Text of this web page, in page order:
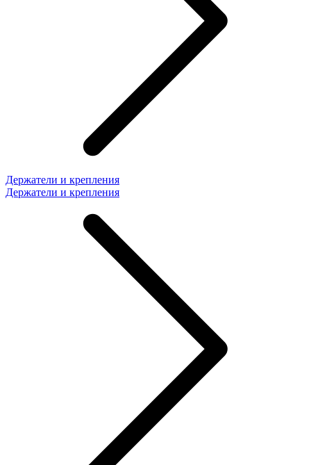
Держатели и крепления
Держатели и крепления